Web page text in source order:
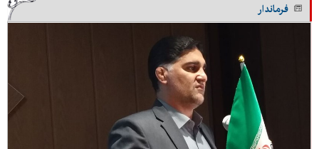
فرماندار